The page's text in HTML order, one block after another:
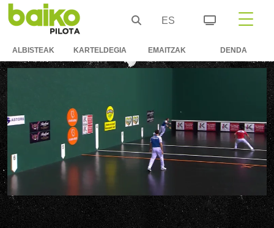
ES
ALBISTEAK KARTELDEGIA EMAITZAK DENDA